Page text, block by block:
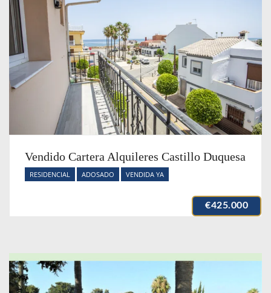
Vendido Cartera Alquileres Castillo Duquesa
RESIDENCIAL ADOSADO VENDIDA YA
€425.000